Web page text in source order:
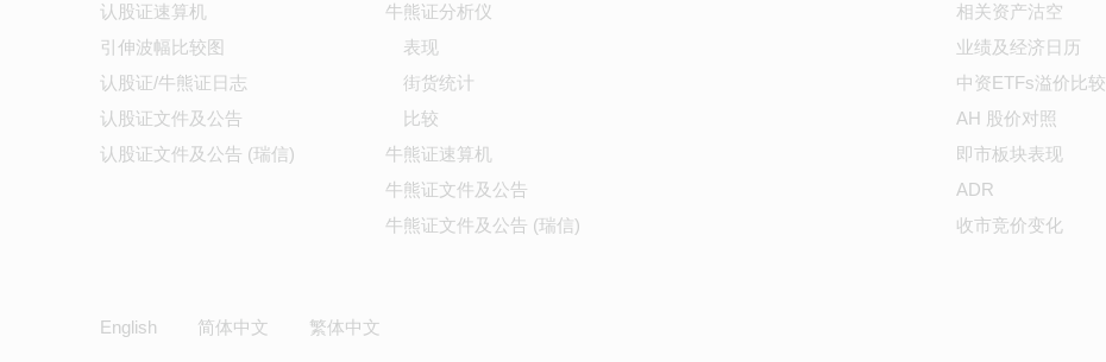
认股证速算机
引伸波幅比较图
认股证/牛熊证日志
认股证文件及公告
认股证文件及公告 (瑞信)
牛熊证分析仪
表现
街货统计
比较
牛熊证速算机
牛熊证文件及公告
牛熊证文件及公告 (瑞信)
相关资产沽空
业绩及经济日历
中资ETFs溢价比较
AH 股价对照
即市板块表现
ADR
收市竞价变化
English 简体中文 繁体中文